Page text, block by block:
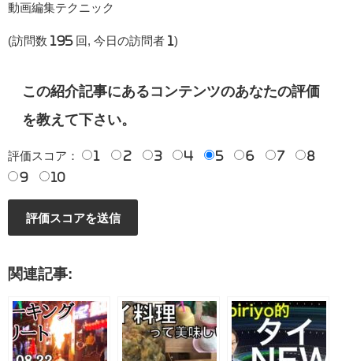
動画編集テクニック
(訪問数 195 回, 今日の訪問者 1)
この紹介記事にあるコンテンツのあなたの評価
を教えて下さい。
評価スコア： 1 2 3 4 5 6 7
8
9
10
関連記事: